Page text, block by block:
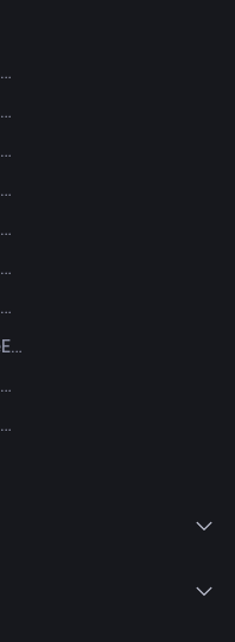
FameEX 今日新闻速览｜2026 年 8 月 6 日
FameEX 今日新闻速览｜2026 年 8 月 5 日
FameEX 今日新闻速览｜2026 年 8 月 4 日
FameEX 今日新闻速览｜2026 年 8 月 3 日
FameEX 今日新闻速览｜2026 年 7 月 31 日
FameEX 今日新闻速览｜2026 年 7 月 30 日
FameEX 今日新闻速览｜2026 年 7 月 29 日
市场重塑交易平台信任标准，FameEX 以八年稳健运营持续服务全球用户
FameEX 今日新闻速览｜2026 年 7 月 28 日
FameEX 今日新闻速览｜2026 年 7 月 27 日